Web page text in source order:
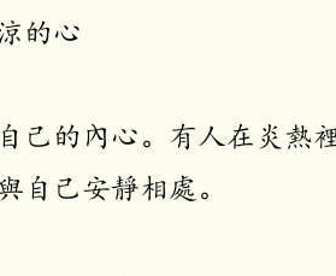
的心​
己的內心。有人在炎熱
自己安靜相處。